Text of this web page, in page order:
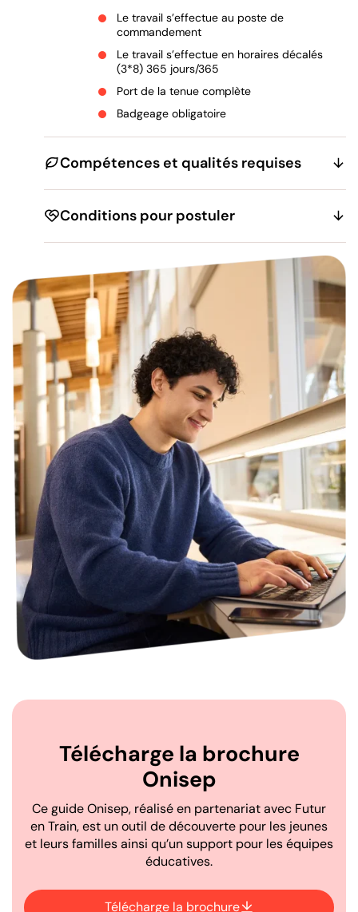
Le travail s’effectue au poste de
commandement
Le travail s’effectue en horaires décalés
(3*8) 365 jours/365
Port de la tenue complète
Badgeage obligatoire
Compétences et qualités requises
Conditions pour postuler
Télécharge la brochure
Onisep
Ce guide Onisep, réalisé en partenariat avec Futur
en Train, est un outil de découverte pour les jeunes
et leurs familles ainsi qu’un support pour les équipes
éducatives.
Télécharge la brochure